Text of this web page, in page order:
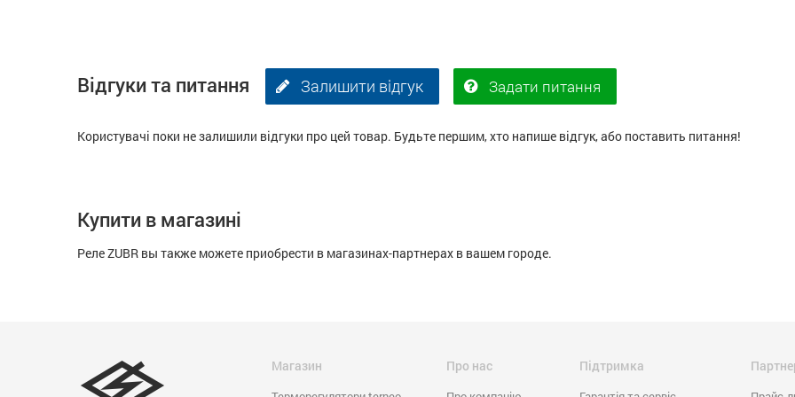
Відгуки та питання Залишити відгук Задати питання
Користувачі поки не залишили відгуки про цей товар. Будьте першим, хто напише відгук, або поставить питання!
Купити в магазині
Реле ZUBR вы также можете приобрести в магазинах-партнерах в вашем городе.
Магазин Про нас Підтримка